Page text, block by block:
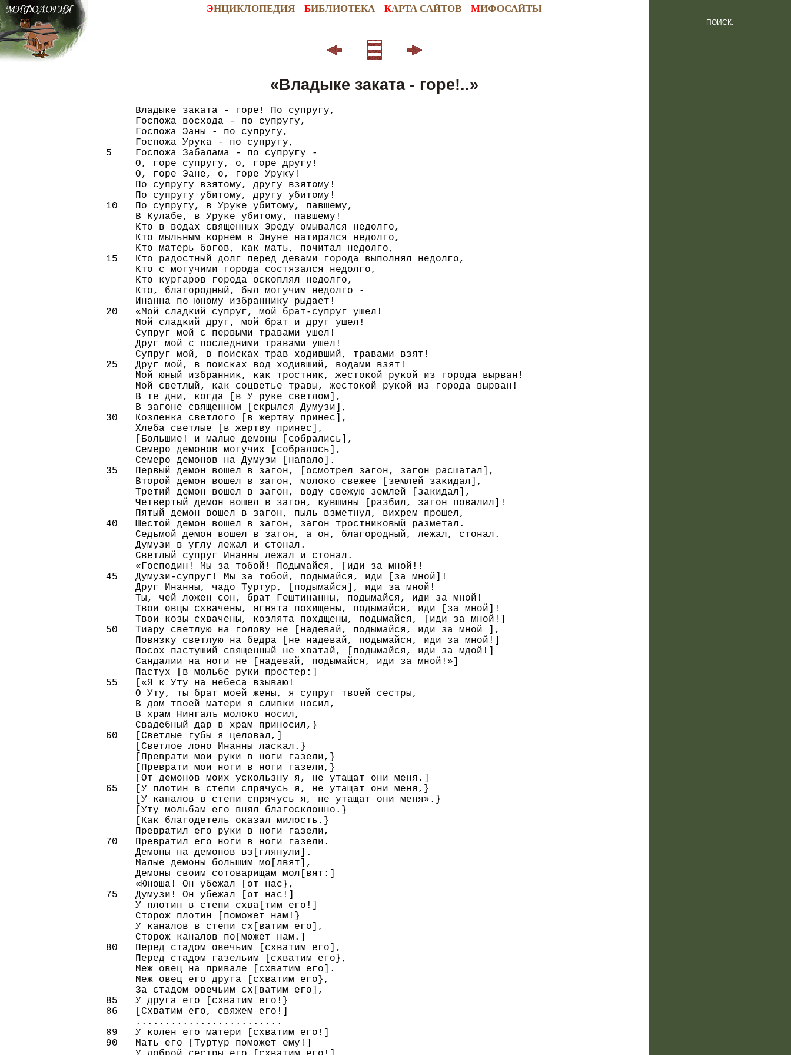
ЭНЦИКЛОПЕДИЯ БИБЛИОТЕКА КАРТА САЙТОВ МИФОСАЙТЫ
«Владыке заката - горе!..»
     Владыке заката - горе! По супругу,
     Госпожа восхода - по супругу,
     Госпожа Эаны - по супругу,
     Госпожа Урука - по супругу,
5    Госпожа Забалама - по супругу -
     О, горе супругу, о, горе другу!
     О, горе Эане, о, горе Уруку!
     По супругу взятому, другу взятому!
     По супругу убитому, другу убитому!
10   По супругу, в Уруке убитому, павшему,
     В Кулабе, в Уруке убитому, павшему!
     Кто в водах священных Эреду омывался недолго,
     Кто мыльным корнем в Энуне натирался недолго,
     Кто матерь богов, как мать, почитал недолго,
15   Кто радостный долг перед девами города выполнял недолго,
     Кто с могучими города состязался недолго,
     Кто кургаров города оскоплял недолго,
     Кто, благородный, был могучим недолго -
     Инанна по юному избраннику рыдает!
20   «Мой сладкий супруг, мой брат-супруг ушел!
     Мой сладкий друг, мой брат и друг ушел!
     Супруг мой с первыми травами ушел!
     Друг мой с последними травами ушел!
     Супруг мой, в поисках трав ходивший, травами взят!
25   Друг мой, в поисках вод ходивший, водами взят!
     Мой юный избранник, как тростник, жестокой рукой из города вырван!
     Мой светлый, как соцветье травы, жестокой рукой из города вырван!
     В те дни, когда [в У руке светлом],
     В загоне священном [скрылся Думузи],
30   Козленка светлого [в жертву принес],
     Хлеба светлые [в жертву принес],
     [Большие! и малые демоны [собрались],
     Семеро демонов могучих [собралось],
     Семеро демонов на Думузи [напало].
35   Первый демон вошел в загон, [осмотрел загон, загон расшатал],
     Второй демон вошел в загон, молоко свежее [землей закидал],
     Третий демон вошел в загон, воду свежую землей [закидал],
     Четвертый демон вошел в загон, кувшины [разбил, загон повалил]!
     Пятый демон вошел в загон, пыль взметнул, вихрем прошел,
40   Шестой демон вошел в загон, загон тростниковый разметал.
     Седьмой демон вошел в загон, а он, благородный, лежал, стонал.
     Думузи в углу лежал и стонал.
     Светлый супруг Инанны лежал и стонал.
     «Господин! Мы за тобой! Подымайся, [иди за мной!!
45   Думузи-супруг! Мы за тобой, подымайся, иди [за мной]!
     Друг Инанны, чадо Туртур, [подымайся], иди за мной!
     Ты, чей ложен сон, брат Гештинанны, подымайся, иди за мной!
     Твои овцы схвачены, ягнята похищены, подымайся, иди [за мной]!
     Твои козы схвачены, козлята похдщены, подымайся, [иди за мной!]
50   Тиару светлую на голову не [надевай, подымайся, иди за мной ],
     Повязку светлую на бедра [не надевай, подымайся, иди за мной!]
     Посох пастуший священный не хватай, [подымайся, иди за мдой!]
     Сандалии на ноги не [надевай, подымайся, иди за мной!»]
     Пастух [в мольбе руки простер:]
55   [«Я к Уту на небеса взываю!
     О Уту, ты брат моей жены, я супруг твоей сестры,
     В дом твоей матери я сливки носил,
     В храм Нингалъ молоко носил,
     Свадебный дар в храм приносил,}
60   [Светлые губы я целовал,]
     [Светлое лоно Инанны ласкал.}
     [Преврати мои руки в ноги газели,}
     [Преврати мои ноги в ноги газели,}
     [От демонов моих ускользну я, не утащат они меня.]
65   [У плотин в степи спрячусь я, не утащат они меня,}
     [У каналов в степи спрячусь я, не утащат они меня».}
     [Уту мольбам его внял благосклонно.}
     [Как благодетель оказал милость.}
     Превратил его руки в ноги газели,
70   Превратил его ноги в ноги газели.
     Демоны на демонов вз[глянули].
     Малые демоны большим мо[лвят],
     Демоны своим сотоварищам мол[вят:]
     «Юноша! Он убежал [от нас},
75   Думузи! Он убежал [от нас!]
     У плотин в степи схва[тим его!]
     Сторож плотин [поможет нам!}
     У каналов в степи сх[ватим его],
     Сторож каналов по[может нам.]
80   Перед стадом овечьим [схватим его],
     Перед стадом газельим [схватим его},
     Меж овец на привале [схватим его].
     Меж овец его друга [схватим его},
     За стадом овечьим сх[ватим его],
85   У друга его [схватим его!}
86   [Схватим его, свяжем его!]
     .........................
89   У колен его матери [схватим его!]
90   Мать его [Туртур поможет ему!]
ПОИСК: